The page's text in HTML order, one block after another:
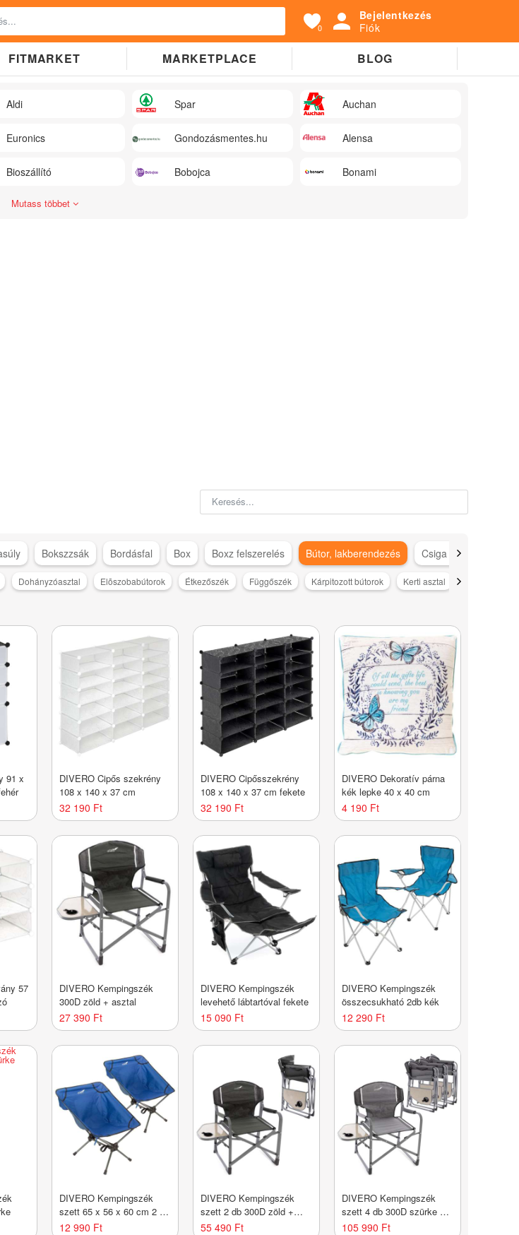
0
Bejelentkezés
Fiók
FITMARKET MARKETPLACE BLOG
Aldi Spar Auchan
Euronics Gondozásmentes.hu Alensa
Bioszállító Bobojca Bonami
Mutass többet
Bokszzsák Bordásfal Box Boxz felszerelés Bútor, lakberendezés Csiga gép kiegészítő
Dohányzóasztal Elõszobabútorok Étkezőszék Függőszék Kárpitozott bútorok Kerti asztal
91 x
DIVERO Cipős szekrény
108 x 140 x 37 cm
32 190 Ft
DIVERO Cipősszekrény
108 x 140 x 37 cm fekete
32 190 Ft
DIVERO Dekoratív párna
kék lepke 40 x 40 cm
4 190 Ft
57
DIVERO Kempingszék
300D zöld + asztal
27 390 Ft
DIVERO Kempingszék
levehető lábtartóval fekete
15 090 Ft
DIVERO Kempingszék
összecsukható 2db kék
12 290 Ft
DIVERO Kempingszék
szett 65 x 56 x 60 cm 2 db
kék
12 990 Ft
DIVERO Kempingszék
szett 2 db 300D zöld +
asztal
55 490 Ft
DIVERO Kempingszék
szett 4 db 300D szürke +
asztal
105 990 Ft